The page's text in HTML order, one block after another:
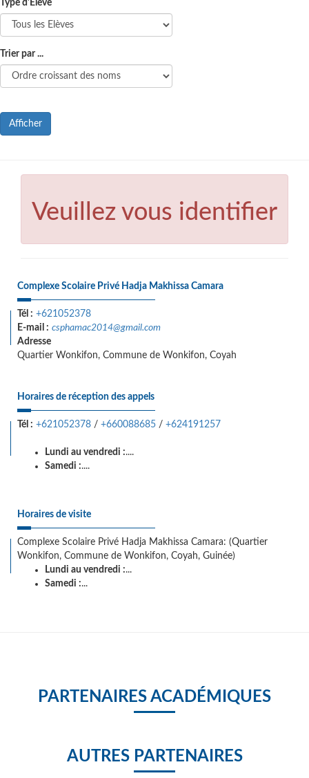
Type d'Elève
Trier par ...
Afficher
Veuillez vous identifier
Complexe Scolaire Privé Hadja Makhissa Camara
Tél : +621052378
E-mail : csphamac2014@gmail.com
Adresse
Quartier Wonkifon, Commune de Wonkifon, Coyah
Horaires de réception des appels
Tél : +621052378 / +660088685 / +624191257
Lundi au vendredi :....
Samedi :....
Horaires de visite
Complexe Scolaire Privé Hadja Makhissa Camara: (Quartier
Wonkifon, Commune de Wonkifon, Coyah, Guinée)
Lundi au vendredi :...
Samedi :...
PARTENAIRES ACADÉMIQUES
AUTRES PARTENAIRES